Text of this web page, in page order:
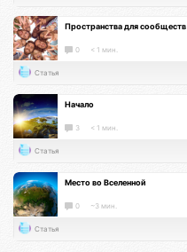
Пространства для сообществ
0 < 1 мин.
Статья
Начало
3 < 1 мин.
Статья
Место во Вселенной
0 ~3 мин.
Статья